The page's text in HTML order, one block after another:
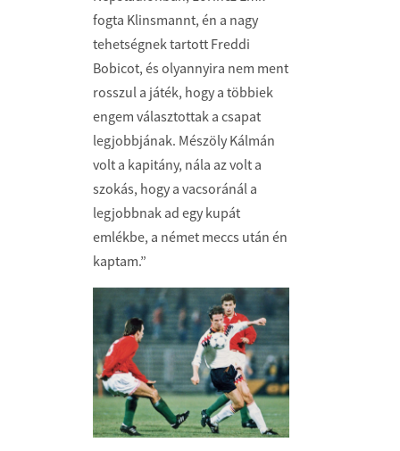
fogta Klinsmannt, én a nagy
tehetségnek tartott Freddi
Bobicot, és olyannyira nem ment
rosszul a játék, hogy a többiek
engem választottak a csapat
legjobbjának. Mészöly Kálmán
volt a kapitány, nála az volt a
szokás, hogy a vacsoránál a
legjobbnak ad egy kupát
emlékbe, a német meccs után én
kaptam.”